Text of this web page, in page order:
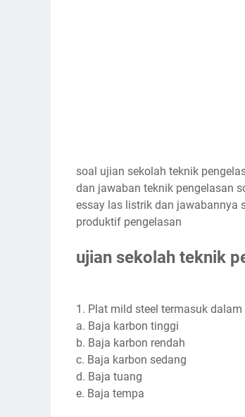
soal ujian sekolah teknik
dan jawaban teknik pengelasan
essay las listrik dan jawabannya
produktif pengelasan
ujian sekolah teknik
1. Plat mild steel termasuk dalam
a. Baja karbon tinggi
b. Baja karbon rendah
c. Baja karbon sedang
d. Baja tuang
e. Baja tempa